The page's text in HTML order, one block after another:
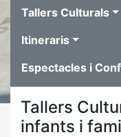
Tallers Culturals
Itineraris
Espectacles i
Tallers
infants i